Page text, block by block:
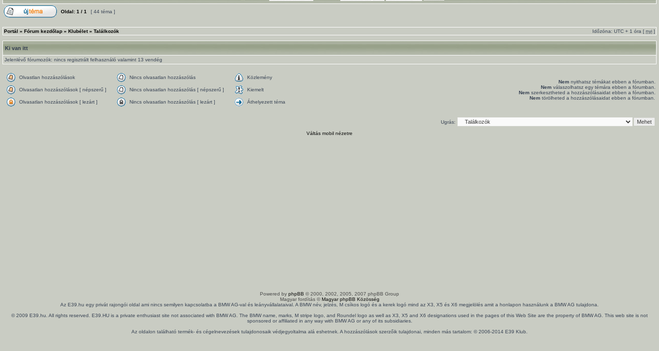
Oldal: 1 / 1 [ 44 téma ]
Portál » Fórum kezdőlap » Klubélet» Találkozók Időzóna: UTC + 1 óra [ nyi ]
Ki van itt
Jelenlévő fórumozók: nincs regisztrált felhasználó valamint 13 vendég
Olvastlan hozzászólások Nincs olvasatlan hozzászólás Közlemény
Olvasatlan hozzászólások [ népszerű ] Nincs olvasatlan hozzászólás [ népszerű ] Kiemelt
Olvasatlan hozzászólások [ lezárt ] Nincs olvasatlan hozzászólás [ lezárt ] Áthelyezett téma
Nem nyithatsz témákat ebben a fórumban.
Nem válaszolhatsz egy témára ebben a fórumban.
Nem szerkesztheted a hozzászólásaidat ebben a fórumban.
Nem törölheted a hozzászólásaidat ebben a fórumban.
Ugrás:
Váltás mobil nézetre
Powered by phpBB © 2000, 2002, 2005, 2007 phpBB Group
Magyar fordítás ©Magyar phpBB Közösség
Az E39.hu egy privát rajongói oldal ami nincs semilyen kapcsolatba a BMW AG-val és leányvállalataival. A BMW név, jelzés, M csíkos logó és a kerek logó mind az X3, X5 és X6 megjelölés amit a honlapon használunk a BMW AG tulajdona.
© 2009 E39.hu. All rights reserved. E39.HU is a private enthusiast site not associated with BMW AG. The BMW name, marks, M stripe logo, and Roundel logo as well as X3, X5 and X6 designations used in the pages of this Web Site are the property of BMW AG. This web site is not
sponsored or affiliated in any way with BMW AG or any of its subsidiaries.
Az oldalon található termék- és cégelnevezések tulajdonosaik védjegyoltalma alá eshetnek. A hozzászólások szerzőik tulajdonai, minden más tartalom: © 2006-2014 E39 Klub.